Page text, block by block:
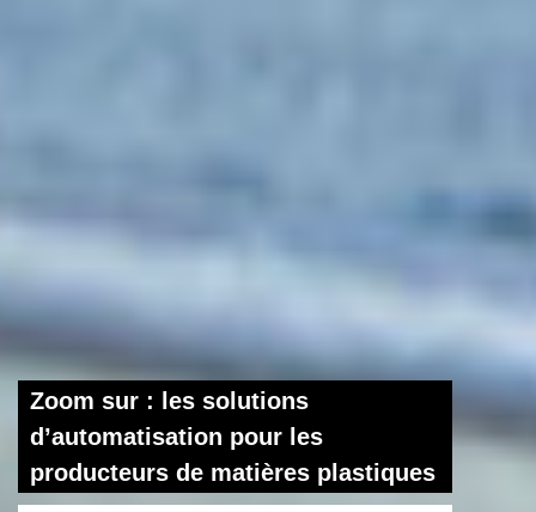
Zoom sur : les solutions
d’automatisation pour les
producteurs de matières plastiques